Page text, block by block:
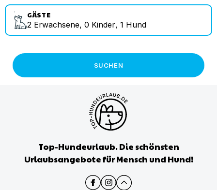
GÄSTE
2 Erwachsene, 0 Kinder, 1 Hund
SUCHEN
Top-Hundeurlaub. Die schönsten
Urlaubsangebote für Mensch und Hund!